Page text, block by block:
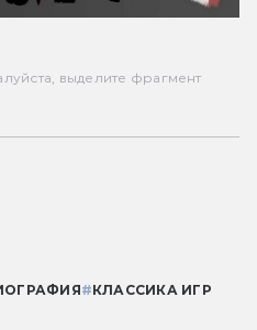
выделите фрагмент
#КЛАССИКА ИГР